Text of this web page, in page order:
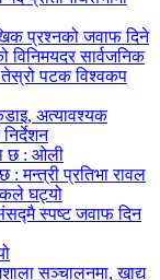
प्रश्नको जवाफ दिने
विनिमयदर सार्वजनिक
तेस्रो पटक विश्वकप
अत्यावश्यक
छ : ओली
: मन्त्री प्रतिभा रावल
घट्यो
संसद्मै स्पष्ट जवाफ दिन
सञ्चालनमा, खाद्य